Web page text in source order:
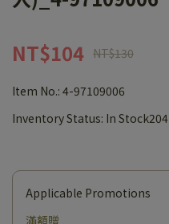
NT$104 NT$130
Item No.: 4-97109006
Inventory Status: In Stock204
Applicable Promotions
滿額贈